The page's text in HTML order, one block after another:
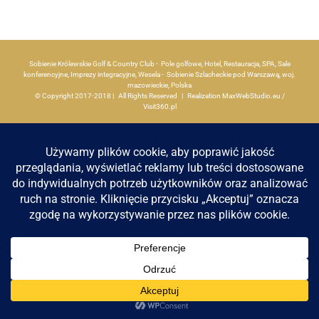
Aktualności
Sobienie Królewskie Golf & Country Club - Pole golfowe, Hotel, Restauracja, SPA, Sale
konferencyjne, Imprezy integracyjne, Wesela - Sobienie Szlacheckie pod Warszawą, woj.
mazowieckie, Polska
© Copyright 2017-2018 | All Rights Reserved | Realization MaxWebStudio.eu /
Visit360.pl